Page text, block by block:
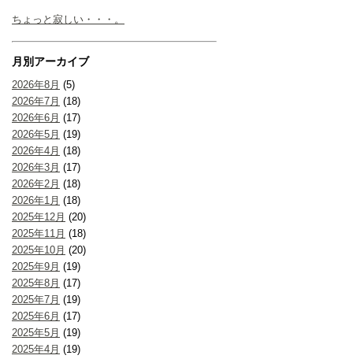
ちょっと寂しい・・・。
月別アーカイブ
2026年8月 (5)
2026年7月 (18)
2026年6月 (17)
2026年5月 (19)
2026年4月 (18)
2026年3月 (17)
2026年2月 (18)
2026年1月 (18)
2025年12月 (20)
2025年11月 (18)
2025年10月 (20)
2025年9月 (19)
2025年8月 (17)
2025年7月 (19)
2025年6月 (17)
2025年5月 (19)
2025年4月 (19)